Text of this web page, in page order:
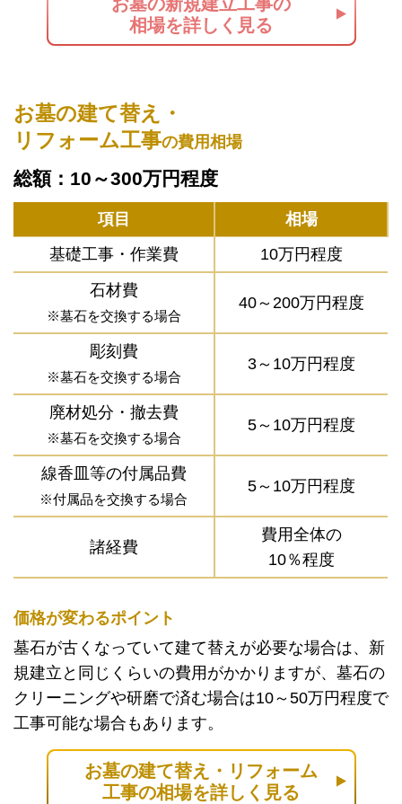
相場を詳しく見る
お墓の建て替え・
リフォーム工事の費用相場
総額：10～300万円程度
項目
相場
基礎工事・作業費
10万円程度
石材費
※墓石を交換する場合
40～200万円程度
彫刻費
※墓石を交換する場合
3～10万円程度
廃材処分・撤去費
※墓石を交換する場合
5～10万円程度
線香皿等の付属品費
※付属品を交換する場合
5～10万円程度
諸経費
費用全体の
10％程度
価格が変わるポイント
墓石が古くなっていて建て替えが必要な場合は、新
規建立と同じくらいの費用がかかりますが、墓石の
クリーニングや研磨で済む場合は10～50万円程度で
工事可能な場合もあります。
お墓の建て替え・リフォーム
工事の相場を詳しく見る